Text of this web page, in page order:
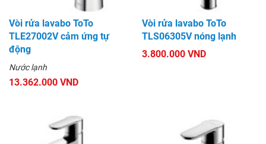
Vòi rửa lavabo ToTo
TLE27002V cảm ứng tự
động
Nước lạnh
13.362.000 VND
Vòi rửa lavabo ToTo
TLS06305V nóng lạnh
3.800.000 VND